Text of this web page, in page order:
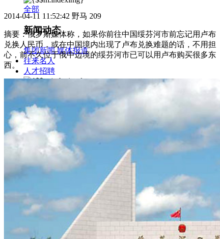
全部
新闻动态
集团新闻 媒体报道
往来名人
人才招聘
人才招聘
人才理念
人才招聘
校园招聘
视觉文化
视觉文化
汗血马助力新疆文旅
伊犁州霍城古城巡游
北屯市185团巡游 伊犁霍城县晃晃
村巡游
阿勒泰北屯市巡游 阿勒泰布尔津县巡游 伊犁州
2014-04-11 11:52:42 野马 209
摘要：俄罗斯媒体称，如果你前往中国绥芬河市前忘记用卢布
兑换人民币，或在中国境内出现了卢布兑换难题的话，不用担
心，前不久位于俄中边境的绥芬河市已可以用卢布购买很多东
西。